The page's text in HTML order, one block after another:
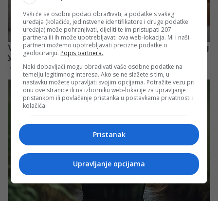
Vaši će se osobni podaci obrađivati, a podatke s vašeg
uređaja (kolačiće, jedinstvene identifikatore i druge podatke
uređaja) može pohranjivati, dijeliti te im pristupati 207
partnera ili ih može upotrebljavati ova web-lokacija. Mi i naši
partneri možemo upotrebljavati precizne podatke o
geolociranju. Popis partnera.
Neki dobavljači mogu obrađivati vaše osobne podatke na
temelju legitimnog interesa. Ako se ne slažete s tim, u
nastavku možete upravljati svojim opcijama. Potražite vezu pri
dnu ove stranice ili na izborniku web-lokacije za upravljanje
pristankom ili povlačenje pristanka u postavkama privatnosti i
kolačića.
Pristanak
Upravljanje opcijama